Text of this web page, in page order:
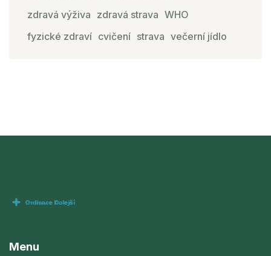
zdravá výživa zdravá strava WHO
fyzické zdraví cvičení strava večerní jídlo
Menu